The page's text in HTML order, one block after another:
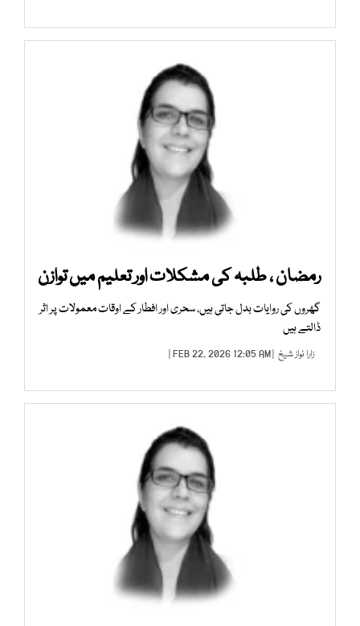
رمضان ، طلبہ کی مشکلات اور تعلیم میں توازن
گھروں کی روایات بدل جاتی ہیں، سحری اور افطار کے اوقات معمولات پر اثر
ڈالتے ہیں
زارا نواز شیخ | FEB 22, 2026 12:05 AM |